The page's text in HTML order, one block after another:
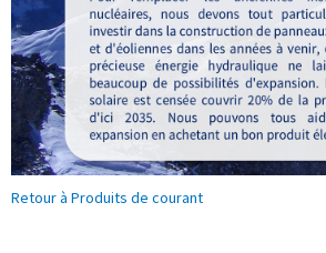
Retour à Produits de courant